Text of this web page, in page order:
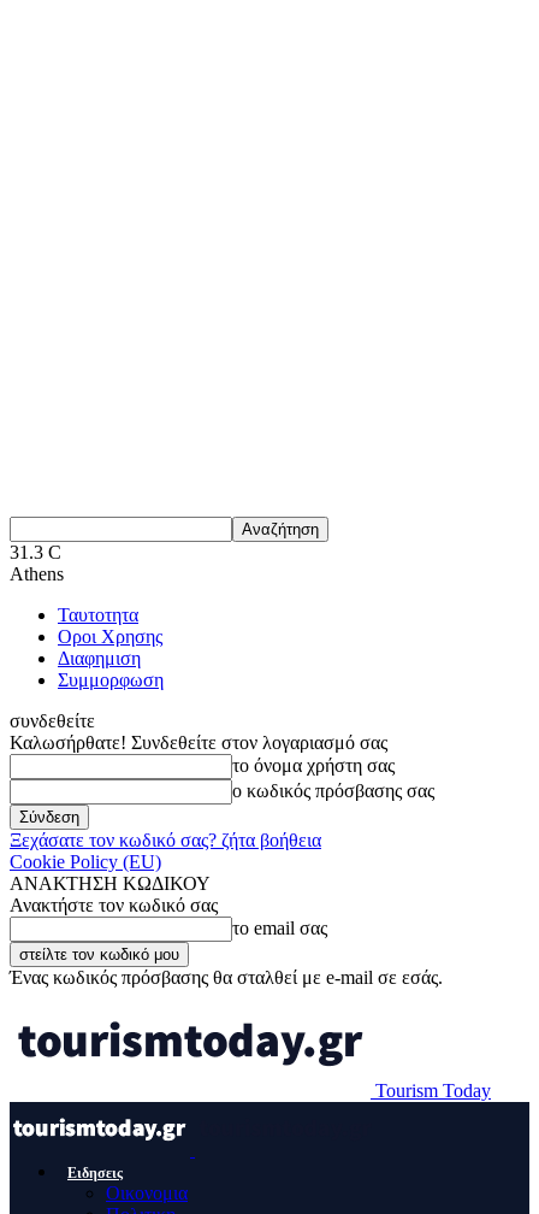
31.3 C
Athens
Ταυτοτητα
Οροι Χρησης
Διαφημιση
Συμμορφωση
συνδεθείτε
Καλωσήρθατε! Συνδεθείτε στον λογαριασμό σας
το όνομα χρήστη σας
ο κωδικός πρόσβασης σας
Ξεχάσατε τον κωδικό σας? ζήτα βοήθεια
Cookie Policy (EU)
ΑΝΑΚΤΗΣΗ ΚΩΔΙΚΟΥ
Ανακτήστε τον κωδικό σας
το email σας
Ένας κωδικός πρόσβασης θα σταλθεί με e-mail σε εσάς.
Tourism Today
Ειδησεις
Οικονομια